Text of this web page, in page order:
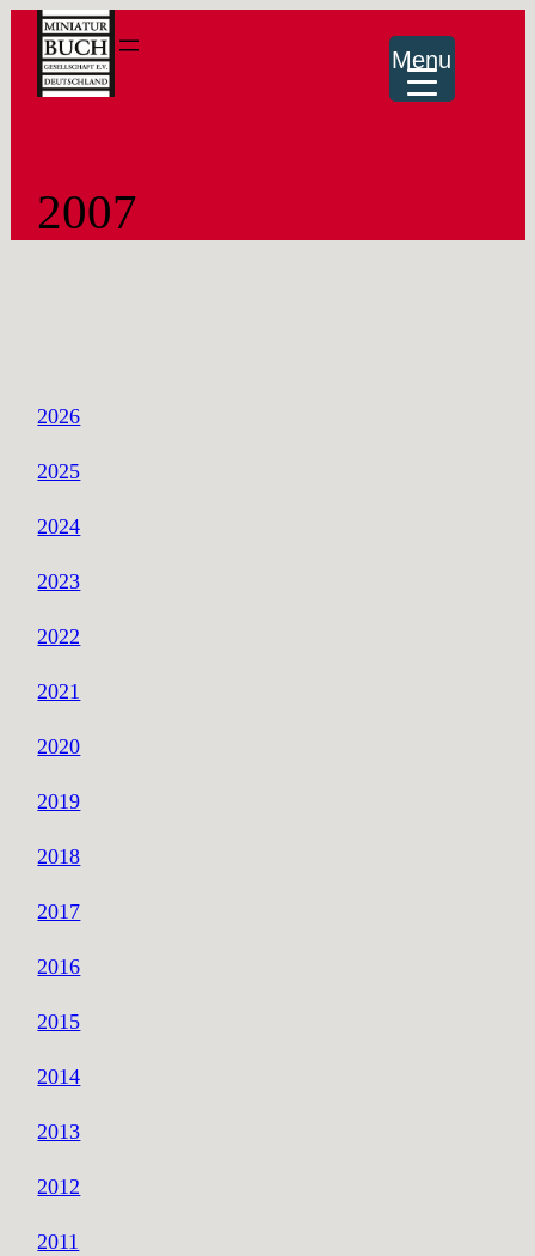
Menu
2007
2026
2025
2024
2023
2022
2021
2020
2019
2018
2017
2016
2015
2014
2013
2012
2011